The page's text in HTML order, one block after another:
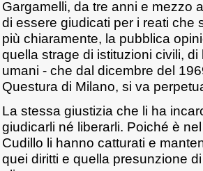
Gargamelli, da tre anni e mezzo
di essere giudicati per i reati che
più chiaramente, la pubblica
quella strage di istituzioni civili,
umani - che dal dicembre del
Questura di Milano, si va
La stessa giustizia che li ha
giudicarli né liberarli. Poiché è
Cudillo li hanno catturati e
quei diritti e quella presunzione